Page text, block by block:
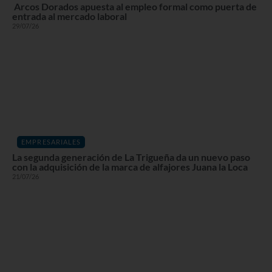
Arcos Dorados apuesta al empleo formal como puerta de
entrada al mercado laboral
29/07/26
EMPRESARIALES
La segunda generación de La Trigueña da un nuevo paso
con la adquisición de la marca de alfajores Juana la Loca
21/07/26